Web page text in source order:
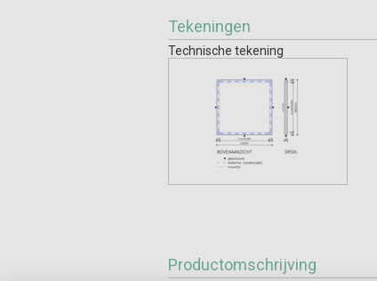
Tekeningen
Technische tekening
Productomschrijving